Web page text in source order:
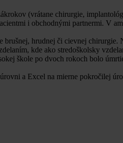
(vrátane chirurgie,
i obchodnými partnermi. V
brušnej, hrudnej či cievnej
kde ako stredoškolsky
škole po dvoch rokoch bolo
a Excel na mierne pokročilej